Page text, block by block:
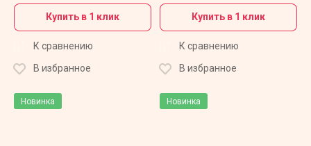
Купить в 1 клик
К сравнению
В избранное
Купить в 1 клик
К сравнению
В избранное
Новинка Новинка